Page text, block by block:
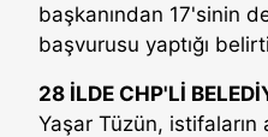
başkanından 17'sinin
başvurusu yaptığı
28 İLDE CHP'Lİ
Yaşar Tüzün, istifaların